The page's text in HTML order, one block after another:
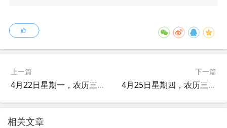
上一篇
4月22日星期一，农历三月月十四，工作愉快，平安喜乐
下一篇
4月25日星期四，农历三月月十七，工作愉快，平安喜乐
相关文章